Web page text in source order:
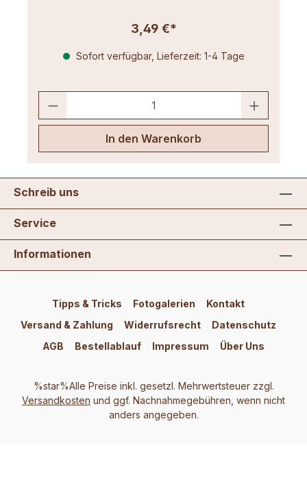
3,49 €*
Sofort verfügbar, Lieferzeit: 1-4 Tage
In den Warenkorb
Schreib uns
Service
Informationen
Tipps & Tricks Fotogalerien
Kontakt
Versand & Zahlung
Widerrufsrecht
Datenschutz
AGB
Bestellablauf Impressum Über Uns
%star%Alle Preise inkl. gesetzl. Mehrwertsteuer zzgl.
Versandkosten und ggf. Nachnahmegebühren, wenn nicht
anders angegeben.